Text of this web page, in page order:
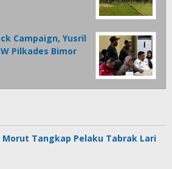
Campaign, Yusril
Pilkades Bimor
Morut Tangkap Pelaku Tabrak Lari